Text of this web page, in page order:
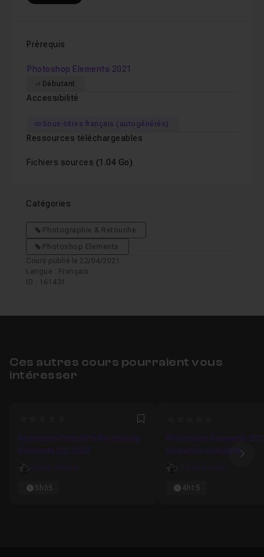
Prérequis
Photoshop Elements 2021
Débutant
Accessibilité
Sous-titres français (autogénérés)
Ressources téléchargeables
Fichiers sources (1.04 Go)
Catégories
Photographie & Retouche
Photoshop Elements
Cours publié le 22/04/2021
Langue : Français
ID : 161431
Ces autres cours pourraient vous
intéresser
Favori
Formation complète Photoshop
Elements CC 2023
Olivier Krakus
5h35
Photoshop Elements
formation complète
Olivier Krakus
4h15